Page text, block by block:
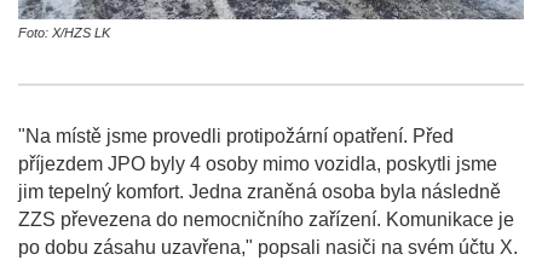
Foto: X/HZS LK
"Na místě jsme provedli protipožární opatření. Před
příjezdem JPO byly 4 osoby mimo vozidla, poskytli jsme
jim tepelný komfort. Jedna zraněná osoba byla následně
ZZS převezena do nemocničního zařízení. Komunikace je
po dobu zásahu uzavřena," popsali nasiči na svém účtu X.